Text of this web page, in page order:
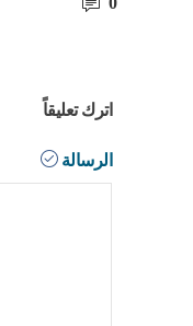
اترك تعليقاً
الرسالة